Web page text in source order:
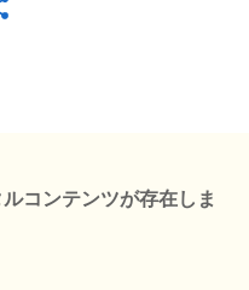
コンテンツが存在しま